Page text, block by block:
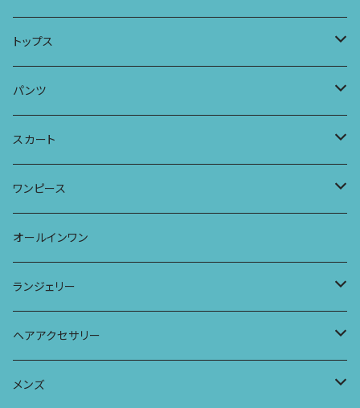
ロングスリーブワンピース
Tシャツ
パーカー
ワンピース
Tシャツ
フレンチスリーブラウス
サーフパンツ
ドレス
ストール
トップス
タンクトップ・キャミソール
タンクトップ
キャミソール
ワイドTシャツ
チュニックTシャツ
七分袖トップス
ラグランスリーブトップス
パンツ
アラジンパンツ
ポケット付きアラジンパンツ
ワイドパンツ
ポケット付きワイドパンツ
レギンス
バブーチャ
スカート
マキシスカート
ワンピース
ワンピース
オールインワン
スリップワンピース
ビルヘンワンピース
オールインワン
ランジェリー
ブラ
ヨガトップ
ショーツ
ヘアアクセサリー
リボンシュシュ
メンズ